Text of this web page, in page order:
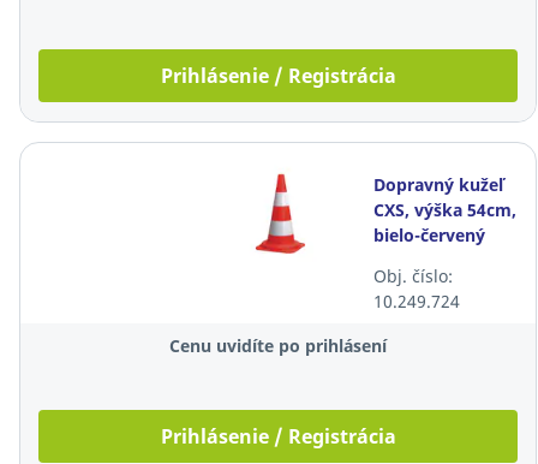
Prihlásenie / Registrácia
Dopravný kužeľ
CXS, výška 54cm,
bielo-červený
Obj. číslo:
10.249.724
Cenu uvidíte po prihlásení
Prihlásenie / Registrácia